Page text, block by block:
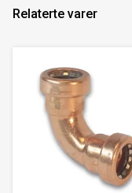
Relaterte varer